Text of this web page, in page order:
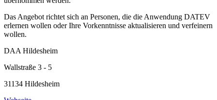
Das Angebot richtet sich an Personen, die die Anwendung DATEV
erlernen wollen oder Ihre Vorkenntnisse aktualisieren und verfeinern
wollen.
DAA Hildesheim
Wallstraße 3 - 5
31134 Hildesheim